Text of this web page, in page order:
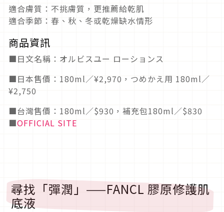
適合膚質：不挑膚質，更推薦給乾肌
適合季節：春、秋、冬或乾燥缺水情形
商品資訊
■日文名稱：オルビスユー ローションス
■日本售價：180ml／¥2,970，つめかえ用 180ml／
¥2,750
■台灣售價：180ml／$930，補充包180ml／$830
■OFFICIAL SITE
尋找「彈潤」——FANCL 膠原修護肌
底液